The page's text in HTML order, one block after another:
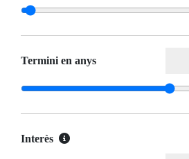
Termini en anys
Interès